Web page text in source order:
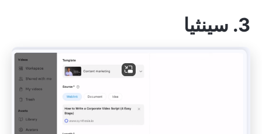
3. سينثيا